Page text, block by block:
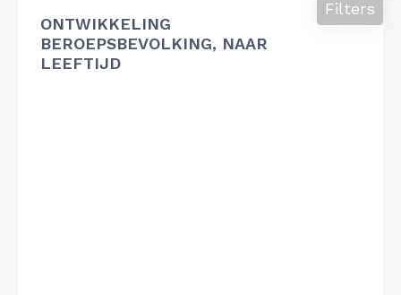
ONTWIKKELING
BEROEPSBEVOLKING, NAAR
LEEFTIJD
Filters